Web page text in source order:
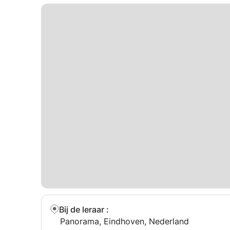
Bij de leraar :
Panorama, Eindhoven, Nederland